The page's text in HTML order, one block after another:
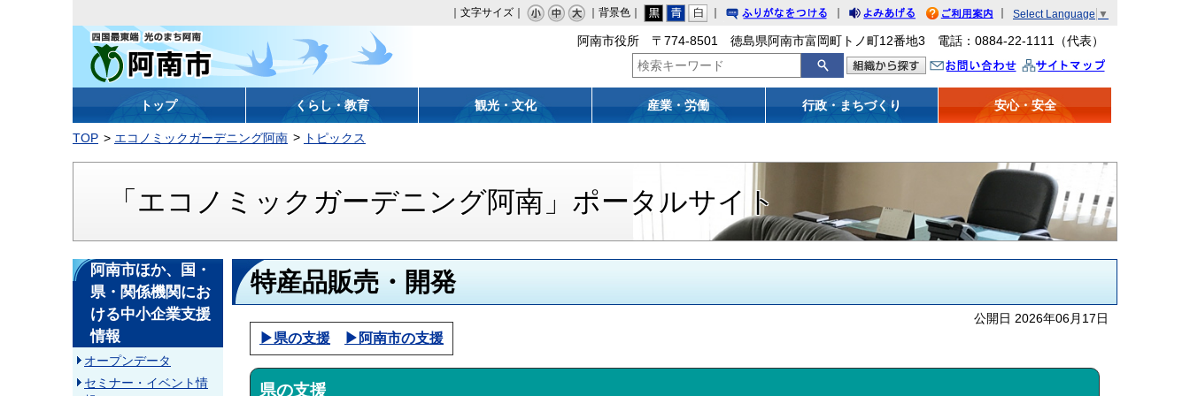
｜文字サイズ｜ ｜背景色｜
｜
りがなをつける
｜
みあげる
利用案内
｜ Select Language ▼
阿南市
阿南市役所 〒774-8501 徳島県阿南市富岡町トノ町12番地3 電話：0884-22-1111（代表）
問い合わせ イトマップ
トップ くらし・教育 観光・文化 産業・労働 行政・まちづくり 安心・安全
TOP エコノミックガーデニング阿南 トピックス
「エコノミックガーデニング阿南」ポータルサイト
特産品販売・開発
公開日 2026年06月17日
▶県の支援 ▶阿南市の支援
県の支援
阿南市ほか、国・
県・関係機関にお
ける中小企業支援
情報
オープンデータ
セミナー・イベント情